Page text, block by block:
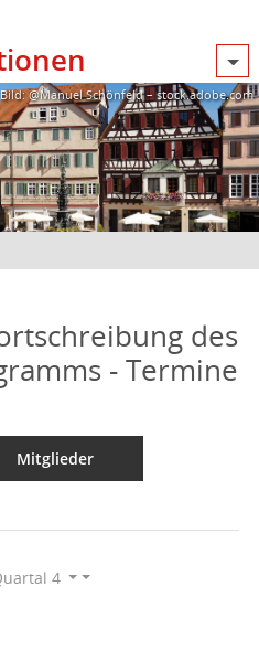
Bild: @Manuel Schönfeld – stock.adobe.com
des
- Termine
Mitglieder
4